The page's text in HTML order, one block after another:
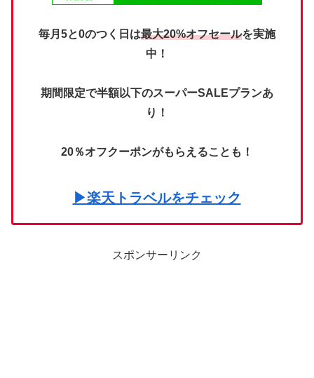
毎月5と0のつく日は最大20%オフセールを実施
中！
期間限定で半額以下のスーパーSALEプランあ
り！
20％オフクーポンがもらえることも！
▶楽天トラベルをチェック
スポンサーリンク